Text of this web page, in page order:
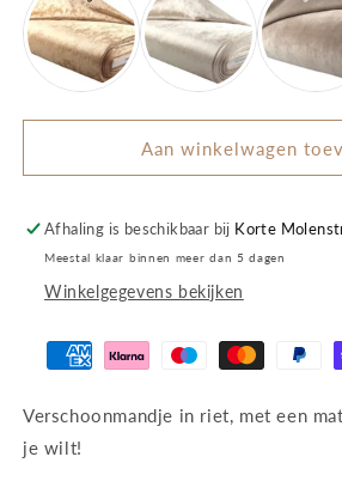
Aan winkelwagen
Afhaling is beschikbaar bij Korte
Meestal klaar binnen meer dan 5 dagen
Winkelgegevens bekijken
Verschoonmandje in riet, met een
je wilt!